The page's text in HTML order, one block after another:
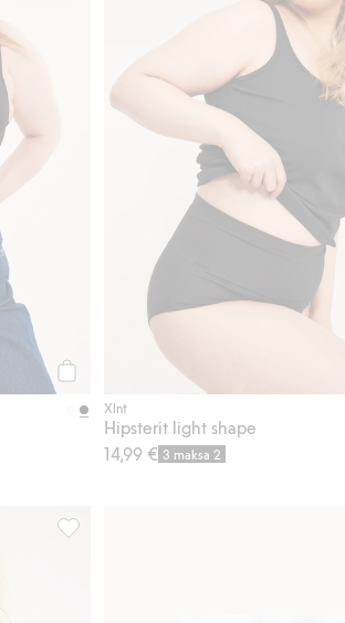
Osta
Xlnt
Hipsterit light shape
14,99 € 3 maksa 2